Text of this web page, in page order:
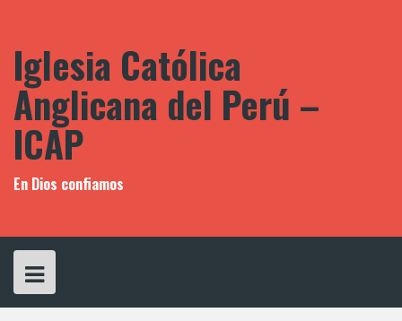
Iglesia Católica
Anglicana del Perú –
ICAP
En Dios confiamos